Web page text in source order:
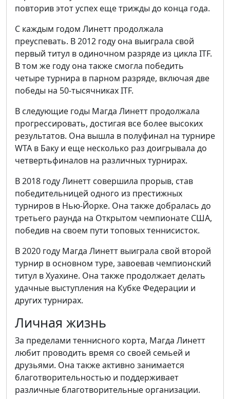
повторив этот успех еще трижды до конца года.
С каждым годом Линетт продолжала
преуспевать. В 2012 году она выиграла свой
первый титул в одиночном разряде из цикла ITF.
В том же году она также смогла победить
четыре турнира в парном разряде, включая две
победы на 50-тысячниках ITF.
В следующие годы Магда Линетт продолжала
прогрессировать, достигая все более высоких
результатов. Она вышла в полуфинал на турнире
WTA в Баку и еще несколько раз доигрывала до
четвертьфиналов на различных турнирах.
В 2018 году Линетт совершила прорыв, став
победительницей одного из престижных
турниров в Нью-Йорке. Она также добралась до
третьего раунда на Открытом чемпионате США,
победив на своем пути топовых теннисисток.
В 2020 году Магда Линетт выиграла свой второй
турнир в основном туре, завоевав чемпионский
титул в Хуахине. Она также продолжает делать
удачные выступления на Кубке Федерации и
других турнирах.
Личная жизнь
За пределами теннисного корта, Магда Линетт
любит проводить время со своей семьей и
друзьями. Она также активно занимается
благотворительностью и поддерживает
различные благотворительные организации.